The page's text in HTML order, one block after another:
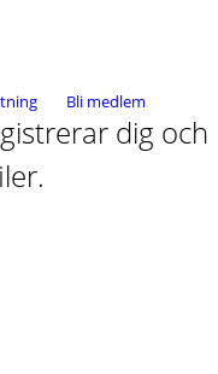
Bli medlem
dig och